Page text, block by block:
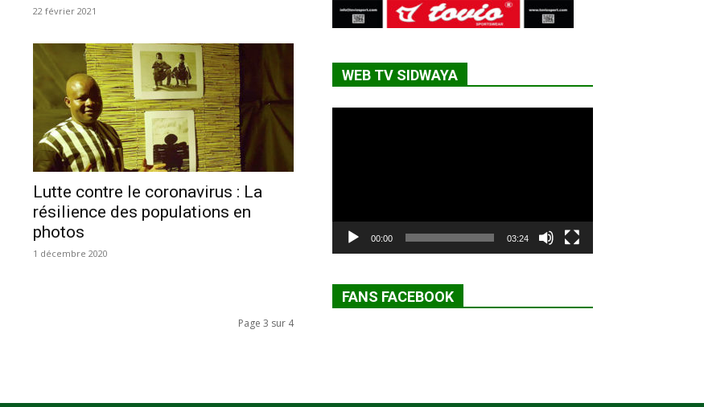
22 février 2021
Lutte contre le coronavirus : La
résilience des populations en
photos
1 décembre 2020
Page 3 sur 4
WEB TV SIDWAYA
00:00 03:24
FANS FACEBOOK